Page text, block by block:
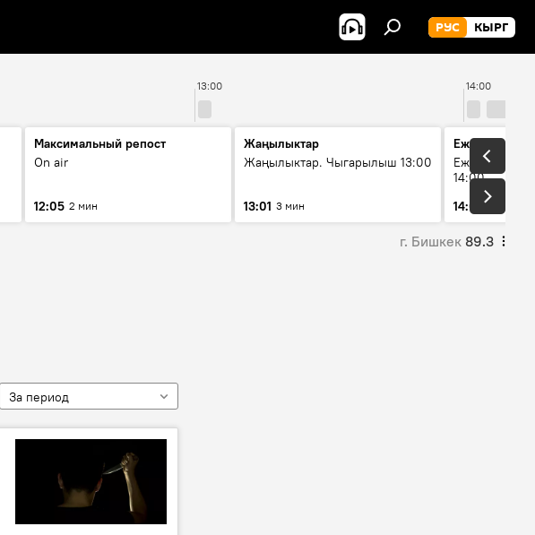
РУС КЫРГ
13:00 14:00
Максимальный репост
On air
12:05 2 мин
Жаңылыктар
Жаңылыктар. Чыгарылыш 13:00
13:01 3 мин
Ежедневные
Ежедневные
14:00
14:01
3 мин
г. Бишкек 89.3
За период